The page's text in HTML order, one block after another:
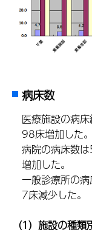
病床数
医療施設の病
98床増加した。
病院の病床数
増加した。
一般診療所の
7床減少した。
（1）施設の種